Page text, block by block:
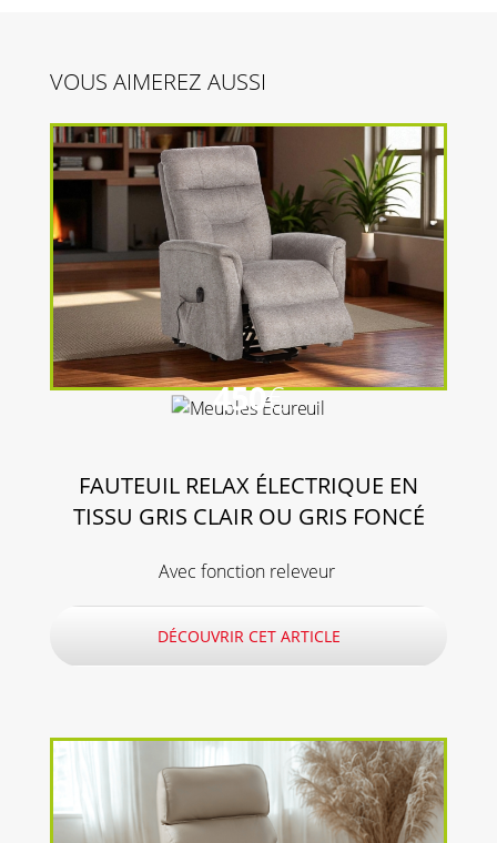
VOUS AIMEREZ AUSSI
450€
FAUTEUIL RELAX ÉLECTRIQUE EN
TISSU GRIS CLAIR OU GRIS FONCÉ
Avec fonction releveur
DÉCOUVRIR CET ARTICLE